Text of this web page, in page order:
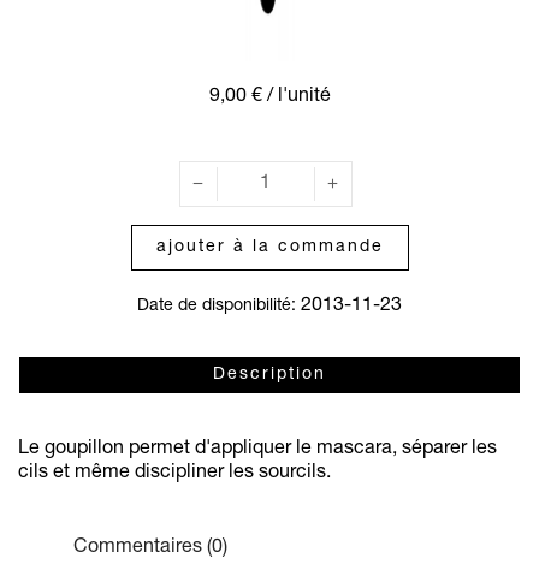
9,00 €/ l'unité
ajouter à la commande
Date de disponibilité: 2013-11-23
Description
Le goupillon permet d'appliquer le mascara, séparer les
cils et même discipliner les sourcils.
Commentaires (0)